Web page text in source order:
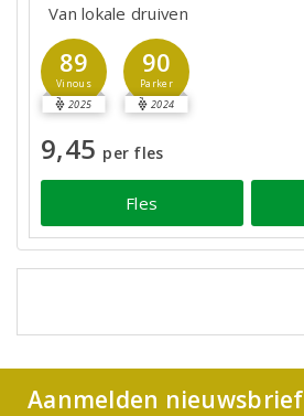
Van lokale druiven
89
Vinous
2025
90
Parker
2024
9,45 per fles
Fles
Aanmelden nieuwsbrief